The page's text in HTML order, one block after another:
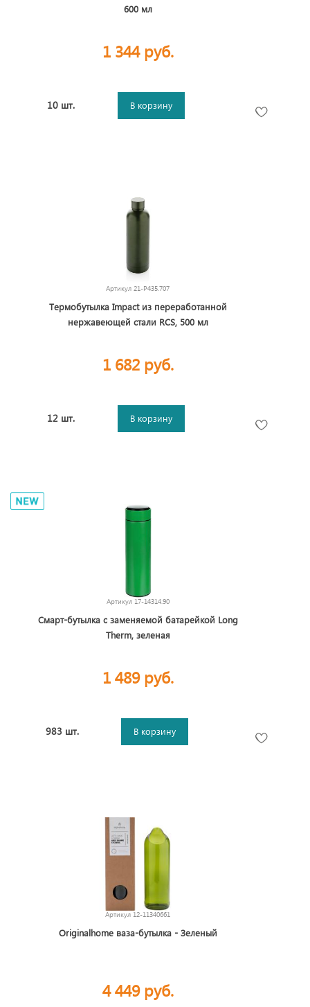
600 мл
1 344 руб.
10 шт. В корзину
Артикул 21-P435.707
Термобутылка Impact из переработанной
нержавеющей стали RCS, 500 мл
1 682 руб.
12 шт. В корзину
Артикул 17-14314.90
Смарт-бутылка с заменяемой батарейкой Long
Therm, зеленая
1 489 руб.
983 шт. В корзину
Артикул 12-11340661
Originalhome ваза-бутылка - Зеленый
4 449 руб.